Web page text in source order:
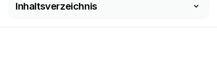
Inhaltsverzeichnis